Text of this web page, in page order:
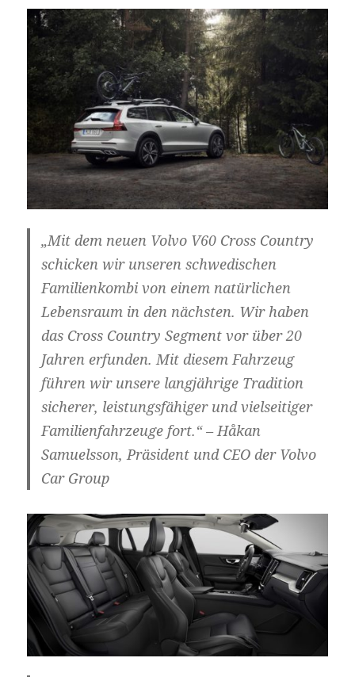
„Mit dem neuen Volvo V60 Cross Country
schicken wir unseren schwedischen
Familienkombi von einem natürlichen
Lebensraum in den nächsten. Wir haben
das Cross Country Segment vor über 20
Jahren erfunden. Mit diesem Fahrzeug
führen wir unsere langjährige Tradition
sicherer, leistungsfähiger und vielseitiger
Familienfahrzeuge fort.“ – Håkan
Samuelsson, Präsident und CEO der Volvo
Car Group